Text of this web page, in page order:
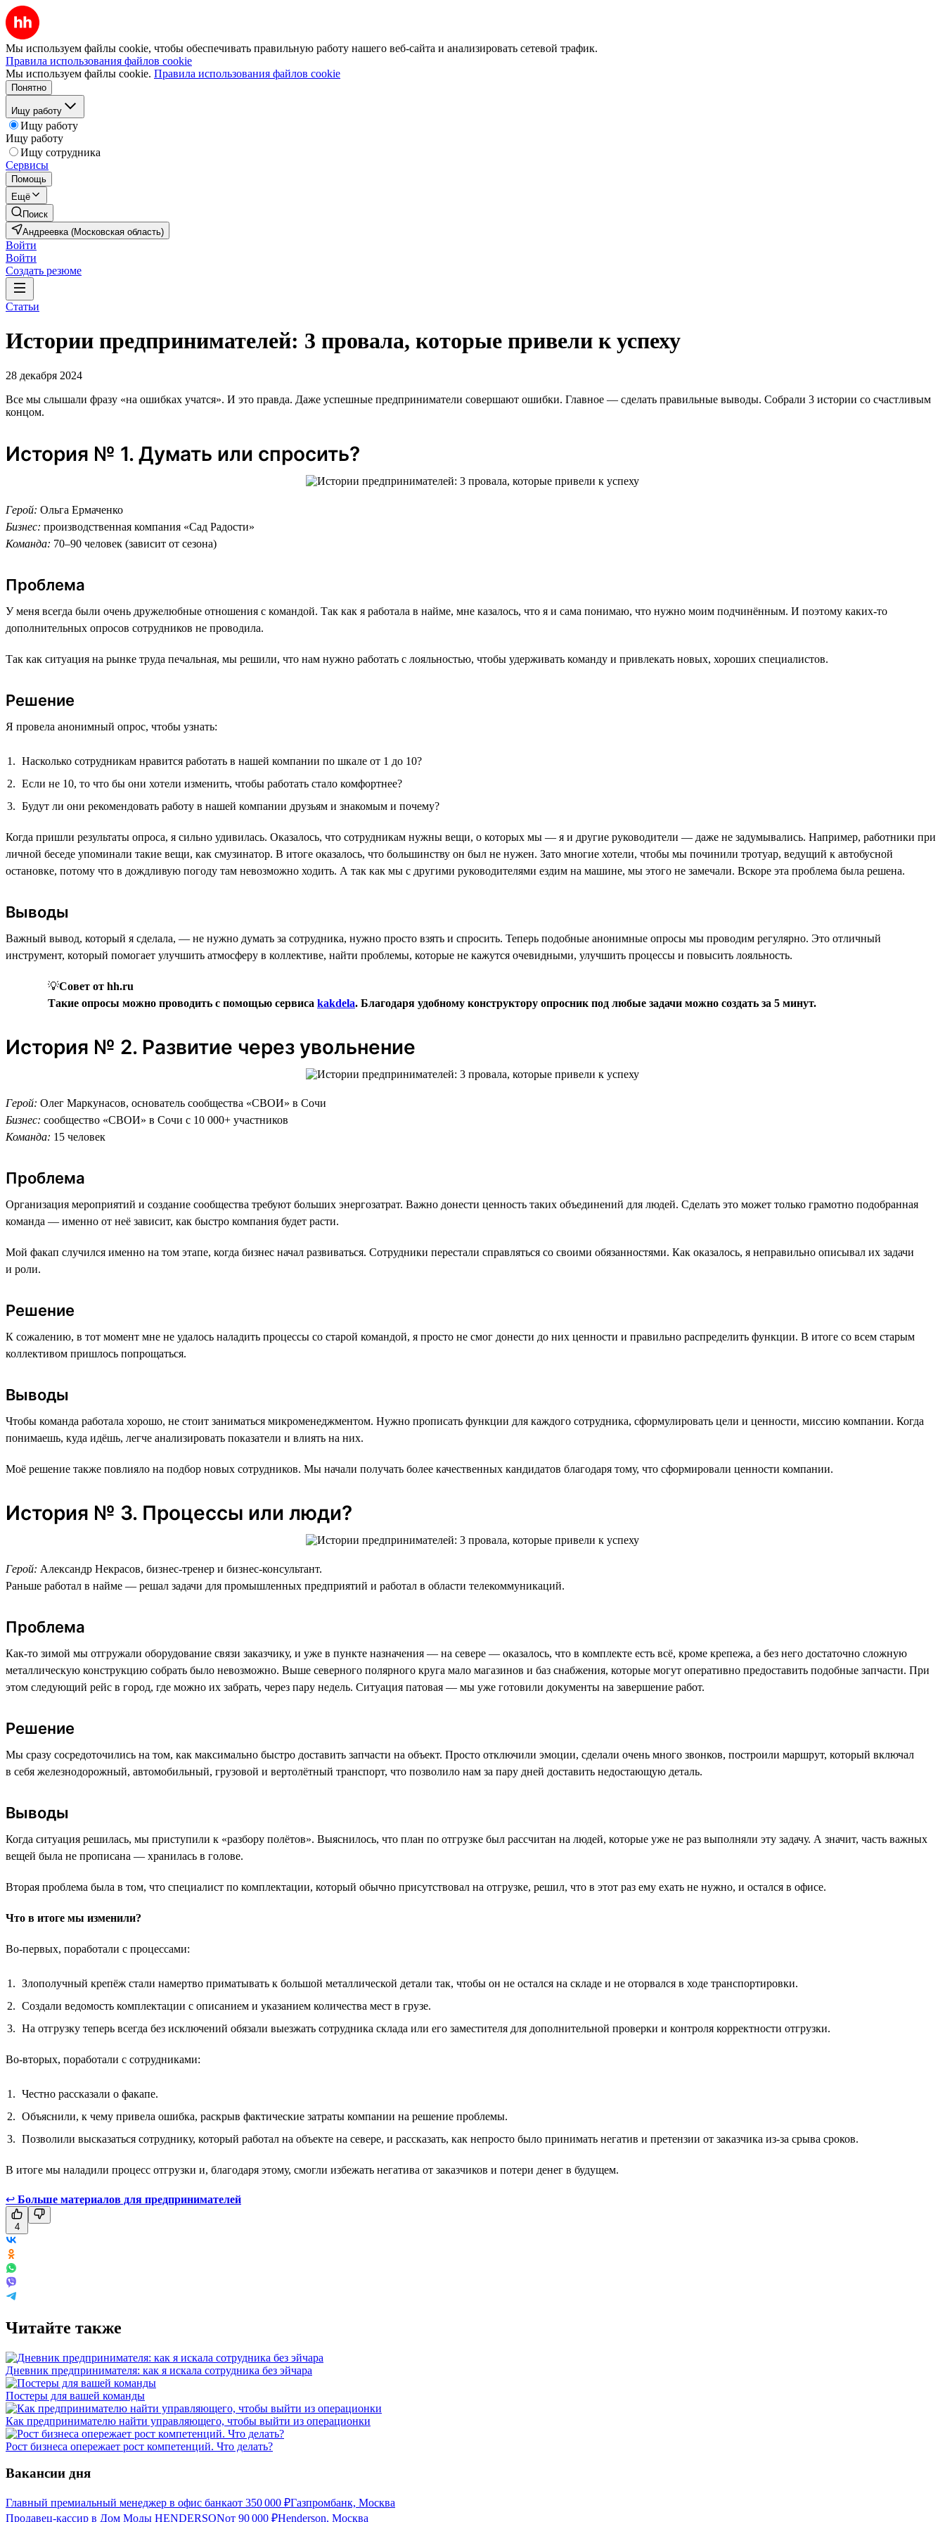
Мы используем файлы cookie, чтобы обеспечивать правильную работу нашего веб-сайта и анализировать сетевой трафик.
Правила использования файлов cookie
Мы используем файлы cookie. Правила использования файлов cookie
Понятно
Ищу работу
Ищу работу
Ищу работу
Ищу сотрудника
Сервисы
Помощь
Ещё
Поиск
Андреевка (Московская область)
Войти
Войти
Создать резюме
Статьи
Истории предпринимателей: 3 провала, которые привели к успеху
28 декабря 2024
Все мы слышали фразу «на ошибках учатся». И это правда. Даже успешные предприниматели совершают ошибки. Главное — сделать правильные выводы. Собрали 3 истории со счастливым
концом.
История № 1. Думать или спросить?
Герой: Ольга Ермаченко
Бизнес: производственная компания «Сад Радости»
Команда: 70–90 человек (зависит от сезона)
Проблема
У меня всегда были очень дружелюбные отношения с командой. Так как я работала в найме, мне казалось, что я и сама понимаю, что нужно моим подчинённым. И поэтому каких-то
дополнительных опросов сотрудников не проводила.
Так как ситуация на рынке труда печальная, мы решили, что нам нужно работать с лояльностью, чтобы удерживать команду и привлекать новых, хороших специалистов.
Решение
Я провела анонимный опрос, чтобы узнать:
Насколько сотрудникам нравится работать в нашей компании по шкале от 1 до 10?
Если не 10, то что бы они хотели изменить, чтобы работать стало комфортнее?
Будут ли они рекомендовать работу в нашей компании друзьям и знакомым и почему?
Когда пришли результаты опроса, я сильно удивилась. Оказалось, что сотрудникам нужны вещи, о которых мы — я и другие руководители — даже не задумывались. Например, работники при
личной беседе упоминали такие вещи, как смузинатор. В итоге оказалось, что большинству он был не нужен. Зато многие хотели, чтобы мы починили тротуар, ведущий к автобусной
остановке, потому что в дождливую погоду там невозможно ходить. А так как мы с другими руководителями ездим на машине, мы этого не замечали. Вскоре эта проблема была решена.
Выводы
Важный вывод, который я сделала, — не нужно думать за сотрудника, нужно просто взять и спросить. Теперь подобные анонимные опросы мы проводим регулярно. Это отличный
инструмент, который помогает улучшить атмосферу в коллективе, найти проблемы, которые не кажутся очевидными, улучшить процессы и повысить лояльность.
💡Совет от hh.ru
Такие опросы можно проводить с помощью сервиса kakdela. Благодаря удобному конструктору опросник под любые задачи можно создать за 5 минут.
История № 2. Развитие через увольнение
Герой: Олег Маркунасов, основатель сообщества «СВОИ» в Сочи
Бизнес: сообщество «СВОИ» в Сочи с 10 000+ участников
Команда: 15 человек
Проблема
Организация мероприятий и создание сообщества требуют больших энергозатрат. Важно донести ценность таких объединений для людей. Сделать это может только грамотно подобранная
команда — именно от неё зависит, как быстро компания будет расти.
Мой факап случился именно на том этапе, когда бизнес начал развиваться. Сотрудники перестали справляться со своими обязанностями. Как оказалось, я неправильно описывал их задачи
и роли.
Решение
К сожалению, в тот момент мне не удалось наладить процессы со старой командой, я просто не смог донести до них ценности и правильно распределить функции. В итоге со всем старым
коллективом пришлось попрощаться.
Выводы
Чтобы команда работала хорошо, не стоит заниматься микроменеджментом. Нужно прописать функции для каждого сотрудника, сформулировать цели и ценности, миссию компании. Когда
понимаешь, куда идёшь, легче анализировать показатели и влиять на них.
Моё решение также повлияло на подбор новых сотрудников. Мы начали получать более качественных кандидатов благодаря тому, что сформировали ценности компании.
История № 3. Процессы или люди?
Герой: Александр Некрасов, бизнес-тренер и бизнес-консультант.
Раньше работал в найме — решал задачи для промышленных предприятий и работал в области телекоммуникаций.
Проблема
Как-то зимой мы отгружали оборудование связи заказчику, и уже в пункте назначения — на севере — оказалось, что в комплекте есть всё, кроме крепежа, а без него достаточно сложную
металлическую конструкцию собрать было невозможно. Выше северного полярного круга мало магазинов и баз снабжения, которые могут оперативно предоставить подобные запчасти. При
этом следующий рейс в город, где можно их забрать, через пару недель. Ситуация патовая — мы уже готовили документы на завершение работ.
Решение
Мы сразу сосредоточились на том, как максимально быстро доставить запчасти на объект. Просто отключили эмоции, сделали очень много звонков, построили маршрут, который включал
в себя железнодорожный, автомобильный, грузовой и вертолётный транспорт, что позволило нам за пару дней доставить недостающую деталь.
Выводы
Когда ситуация решилась, мы приступили к «разбору полётов». Выяснилось, что план по отгрузке был рассчитан на людей, которые уже не раз выполняли эту задачу. А значит, часть важных
вещей была не прописана — хранилась в голове.
Вторая проблема была в том, что специалист по комплектации, который обычно присутствовал на отгрузке, решил, что в этот раз ему ехать не нужно, и остался в офисе.
Что в итоге мы изменили?
Во-первых, поработали с процессами:
Злополучный крепёж стали намертво приматывать к большой металлической детали так, чтобы он не остался на складе и не оторвался в ходе транспортировки.
Создали ведомость комплектации с описанием и указанием количества мест в грузе.
На отгрузку теперь всегда без исключений обязали выезжать сотрудника склада или его заместителя для дополнительной проверки и контроля корректности отгрузки.
Во-вторых, поработали с сотрудниками:
Честно рассказали о факапе.
Объяснили, к чему привела ошибка, раскрыв фактические затраты компании на решение проблемы.
Позволили высказаться сотруднику, который работал на объекте на севере, и рассказать, как непросто было принимать негатив и претензии от заказчика из-за срыва сроков.
В итоге мы наладили процесс отгрузки и, благодаря этому, смогли избежать негатива от заказчиков и потери денег в будущем.
↩ Больше материалов для предпринимателей
4
Читайте также
Дневник предпринимателя: как я искала сотрудника без эйчара
Постеры для вашей команды
Как предпринимателю найти управляющего, чтобы выйти из операционки
Рост бизнеса опережает рост компетенций. Что делать?
Вакансии дня
Главный премиальный менеджер в офис банкаот 350 000 ₽Газпромбанк, Москва
Продавец-кассир в Дом Моды HENDERSONот 90 000 ₽Henderson, Москва